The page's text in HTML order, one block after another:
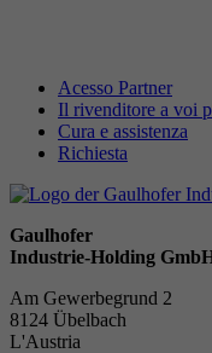
Acesso Partner
Il rivenditore a voi
Cura e assistenza
Richiesta
Gaulhofer
Industrie-Holding
Am Gewerbegrund 2
8124 Übelbach
L'Austria